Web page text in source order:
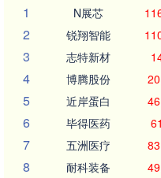
1
N展芯
2 锐翔智能
3 志特新材
4 博腾股份
5 近岸蛋白
6 毕得医药
7 五洲医疗
8 耐科装备